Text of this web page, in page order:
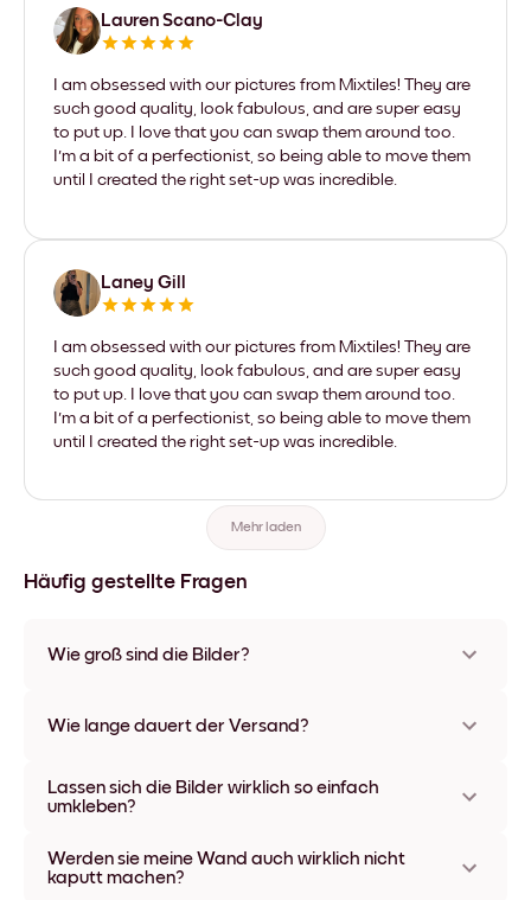
Lauren Scano-Clay
I am obsessed with our pictures from Mixtiles! They are
such good quality, look fabulous, and are super easy
to put up. I love that you can swap them around too.
I'm a bit of a perfectionist, so being able to move them
until I created the right set-up was incredible.
Laney Gill
I am obsessed with our pictures from Mixtiles! They are
such good quality, look fabulous, and are super easy
to put up. I love that you can swap them around too.
I'm a bit of a perfectionist, so being able to move them
until I created the right set-up was incredible.
Mehr laden
Häufig gestellte Fragen
Wie groß sind die Bilder?
Erhältlich in verschiedenen Materialien und Rahmenfarben,
Wie lange dauert der Versand?
Ländern bieten wir auch Expressversand an. Den Trackinglink
bekommst Du nach Bestellaufgabe zugeschickt.
Lassen sich die Bilder wirklich so einfach
umkleben?
umpositionieren zu lassen, ohne die Wände dabei zu
beschädigen.
Werden sie meine Wand auch wirklich nicht
kaputt machen?